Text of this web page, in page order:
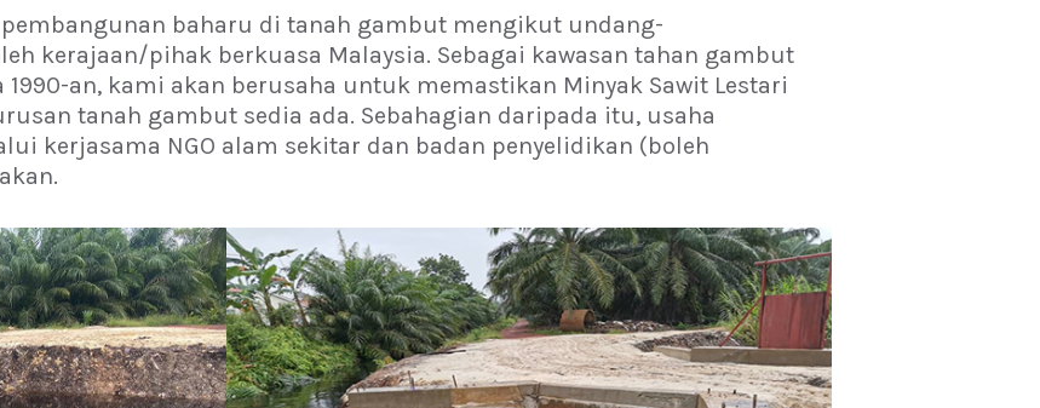
baharu di tanah gambut mengikut undang-
kerajaan/pihak berkuasa Malaysia. Sebagai kawasan tahan gambut
an, kami akan berusaha untuk memastikan Minyak Sawit Lestari
tanah gambut sedia ada. Sebahagian daripada itu, usaha
kerjasama NGO alam sekitar dan badan penyelidikan (boleh